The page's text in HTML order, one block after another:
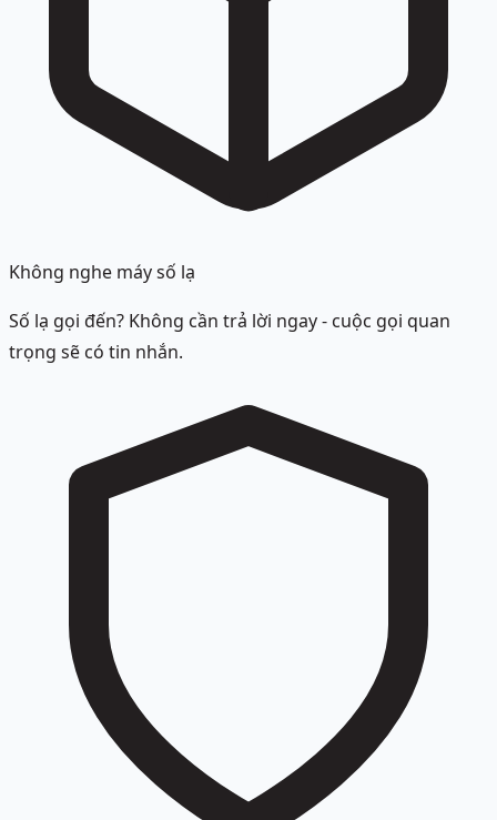
Không nghe máy số lạ
Số lạ gọi đến? Không cần trả lời ngay - cuộc gọi quan
trọng sẽ có tin nhắn.